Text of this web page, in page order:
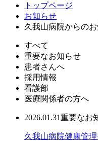
トップページ
お知らせ
久我山病院からの
すべて
重要なお知らせ
患者さんへ
採用情報
看護部
医療関係者の方へ
2026.01.31重要なお
久我山病院健康管